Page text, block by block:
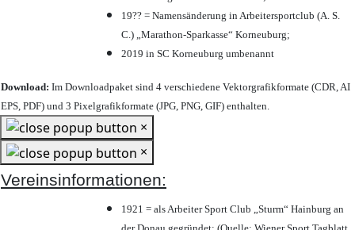
19?? = Namensänderung in Arbeitersportclub (A. S.
C.) „Marathon-Sparkasse“ Korneuburg;
2019 in SC Korneuburg umbenannt
Download: Im Downloadpaket sind 4 verschiedene Vektorgrafikformate (CDR, AI
EPS, PDF) und 3 Pixelgrafikformate (JPG, PNG, GIF) enthalten.
×
×
Vereinsinformationen:
1921 = als Arbeiter Sport Club „Sturm“ Hainburg an